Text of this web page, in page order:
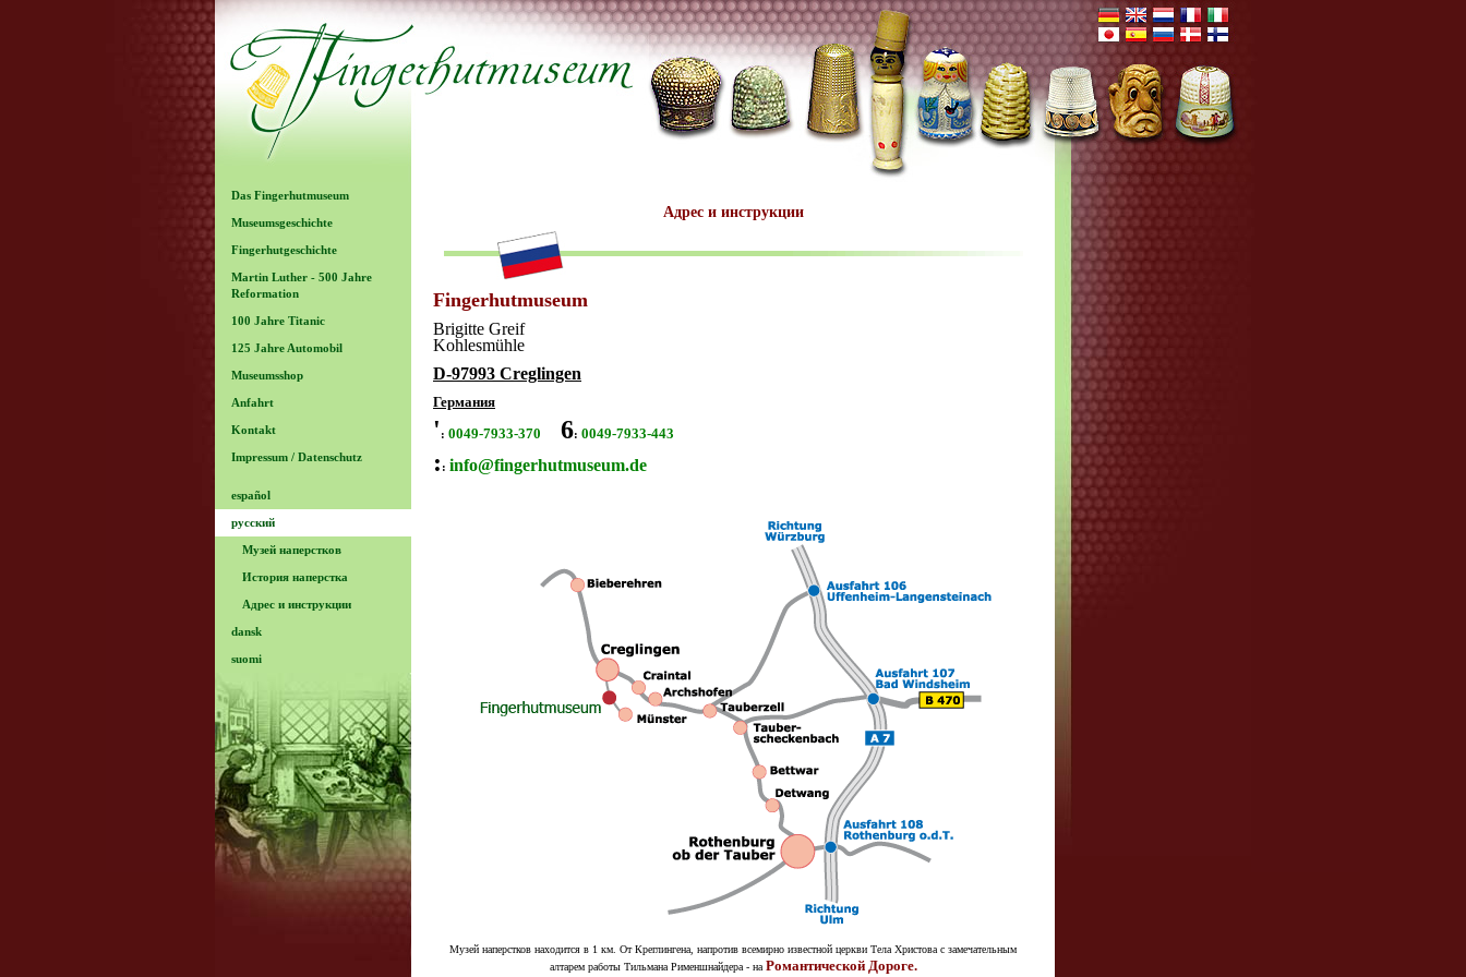
Das Fingerhutmuseum
Museumsgeschichte
Fingerhutgeschichte
Martin Luther - 500 Jahre
Reformation
100 Jahre Titanic
125 Jahre Automobil
Museumsshop
Anfahrt
Kontakt
Impressum / Datenschutz
español
русский
Музей наперстков
История наперстка
Адрес и инструкции
dansk
suomi
Адрес и инструкции
Fingerhutmuseum
Brigitte Greif
Kohlesmühle
D-97993 Creglingen
Германия
' : 0049-7933-370 6: 0049-7933-443
: : info@fingerhutmuseum.de
Музей наперстков находится в 1 км. От Креглингена, напротив всемирно известной церкви Тела Христова с замечательным
алтарем работы Тильмана Рименшнайдера - на Романтической Дороге.